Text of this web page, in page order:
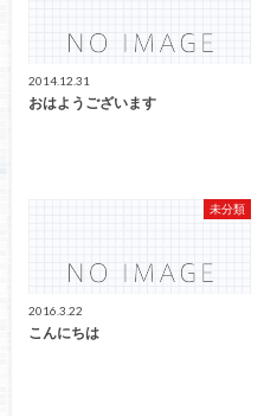
2014.12.31
おはようございます
未分類
2016.3.22
こんにちは